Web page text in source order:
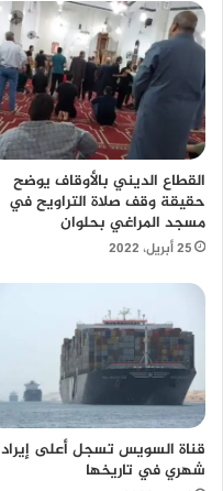
القطاع الديني بالأوقاف يوضح
حقيقة وقف صلاة التراويح في
مسجد المراغي بحلوان
25 أبريل، 2022
قناة السويس تسجل أعلى إيراد
شهري في تاريخها